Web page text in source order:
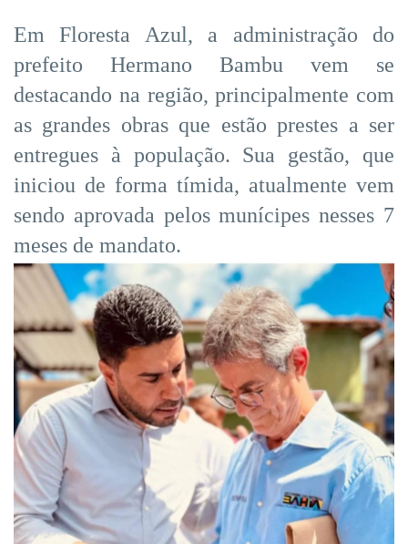
Em Floresta Azul, a administração do
prefeito Hermano Bambu vem se
destacando na região, principalmente com
as grandes obras que estão prestes a ser
entregues à população. Sua gestão, que
iniciou de forma tímida, atualmente vem
sendo aprovada pelos munícipes nesses 7
meses de mandato.